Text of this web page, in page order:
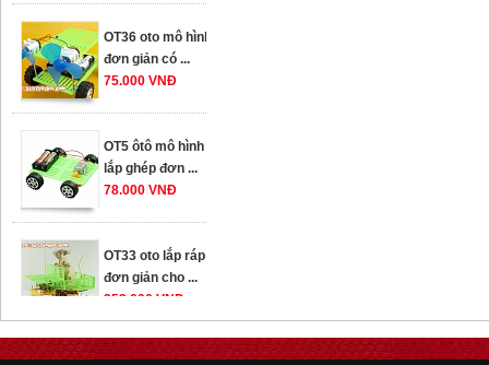
OT36 oto mô hình
đơn giản có ...
75.000 VNĐ
OT5 ôtô mô hình
lắp ghép đơn ...
78.000 VNĐ
OT33 oto lắp ráp
đơn giản cho ...
352.000 VNĐ